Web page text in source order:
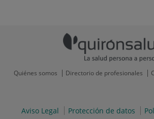
Quiénes somos Directorio de profesionales
Aviso Legal Protección de datos